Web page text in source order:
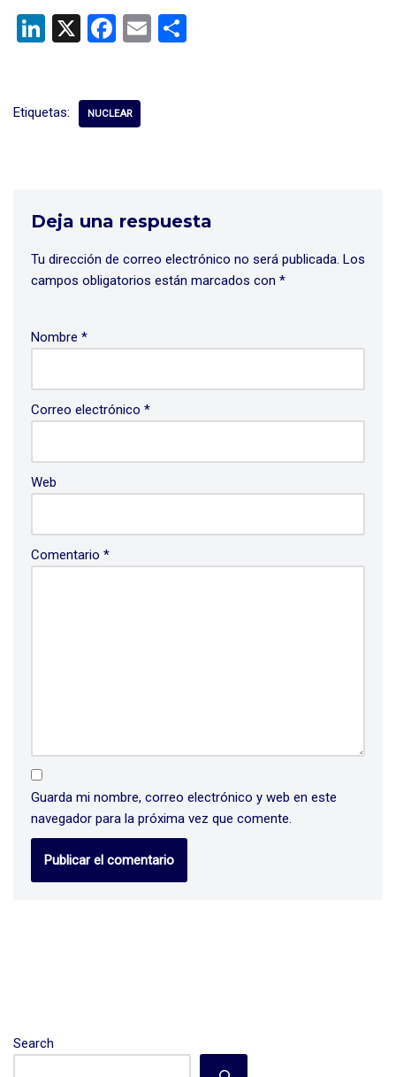
Li
dI
X
F
b
E
Etiquetas: NUCLEAR
Deja una respuesta
Tu dirección de correo electrónico no será publicada. Los
campos obligatorios están marcados con *
Nombre *
Correo electrónico *
Web
Comentario *
Guarda mi nombre, correo electrónico y web en este
navegador para la próxima vez que comente.
Search